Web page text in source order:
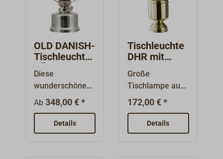
OLD DANISH-
Tischleuchte
SÖRENSEN
Diese
wunderschöne
Tischleuchte mit
weißem VESTA-
Glasschirm
(Durchmesser
Ab348,00 € *
Details
Tischleuchte
DHR mit
grünem
Glasschirm
Große
Tischlampe aus
poliertem
Messing,
schutzlackiert.
Diese Lampe
172,00 € *
Details